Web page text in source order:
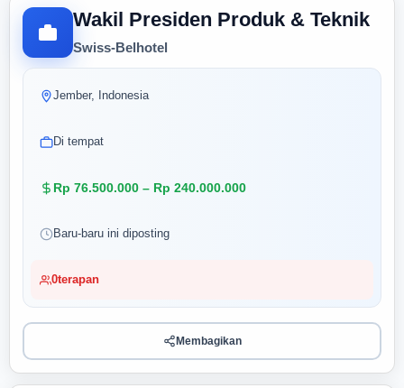
Wakil Presiden Produk & Teknik
Swiss-Belhotel
Jember, Indonesia
Di tempat
Rp 76.500.000 – Rp 240.000.000
Baru-baru ini diposting
0terapan
Membagikan